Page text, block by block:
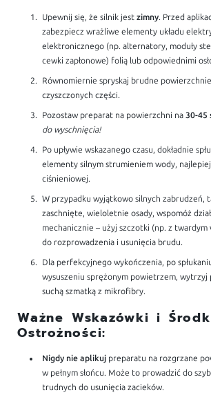
Upewnij się, że silnik jestzimny. Przed
zabezpiecz wrażliwe elementy układu
elektronicznego (np. alternatory, moduły
cewki zapłonowe) folią lub odpowiednimi
Równomiernie spryskaj brudne
czyszczonych części.
Pozostaw preparat na powierzchni na30-45
do wyschnięcia!
Po upływie wskazanego czasu, dokładnie
elementy silnym strumieniem wody,
ciśnieniowej.
W przypadku wyjątkowo silnych zabrudzeń,
zaschnięte, wieloletnie osady, wspomóż
mechanicznie – użyj szczotki (np. z twardym
do rozprowadzenia i usunięcia brudu.
Dla perfekcyjnego wykończenia, po
wysuszeniu sprężonym powietrzem, wytrzyj
suchą szmatką z mikrofibry.
Ważne Wskazówki i
Ostrożności:
Nigdy nie aplikuj preparatu na rozgrzane
w pełnym słońcu. Może to prowadzić do
trudnych do usunięcia zacieków.